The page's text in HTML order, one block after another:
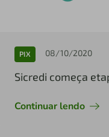
PIX 08/10/2020
Sicredi começa
Continuar lendo